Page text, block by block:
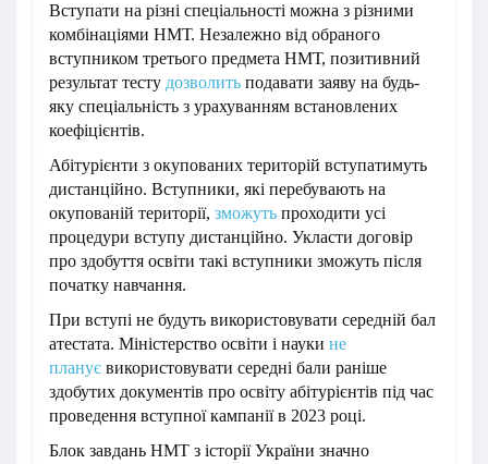
Вступати на різні спеціальності можна з різними
комбінаціями НМТ. Незалежно від обраного
вступником третього предмета НМТ, позитивний
результат тесту дозволить подавати заяву на будь-
яку спеціальність з урахуванням встановлених
коефіцієнтів.
Абітурієнти з окупованих територій вступатимуть
дистанційно. Вступники, які перебувають на
окупованій території, зможуть проходити усі
процедури вступу дистанційно. Укласти договір
про здобуття освіти такі вступники зможуть після
початку навчання.
При вступі не будуть використовувати середній бал
атестата. Міністерство освіти і науки не
планує використовувати середні бали раніше
здобутих документів про освіту абітурієнтів під час
проведення вступної кампанії в 2023 році.
Блок завдань НМТ з історії України значно